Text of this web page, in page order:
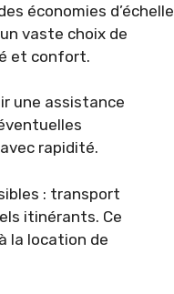
économies d’échelle
vaste choix de
et confort.
une assistance
rapidité.
: transport
itinérants. Ce
la location de